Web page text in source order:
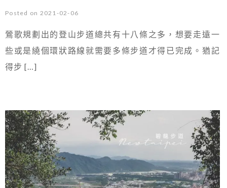
Posted on 2021-02-06
鶯歌規劃出的登山步道總共有十八條之多，想要走遠一
些或是繞個環狀路線就需要多條步道才得已完成。猶記
得步 […]